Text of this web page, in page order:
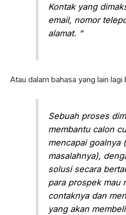
Kontak yang
email, nomor
alamat. “
Atau dalam bahasa yang lain lagi
Sebuah proses
membantu calon
mencapai goalnya
masalahnya),
solusi secara
para prospek mau
contaknya dan
yang akan